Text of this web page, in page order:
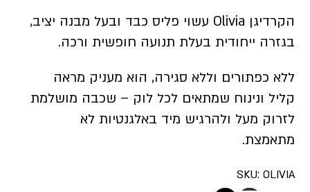
הקרדיגן Olivia עשוי פליס כבד ובעל מבנה יציב,
בגזרה ייחודית בעלת תנועה חופשית ורכה.
ללא כפתורים וללא סגירה, הוא מעניק מראה
קליל ונינוח שמתאים לכל לוק – שכבה מושלמת
לזרוק מעל ולהרגיש מיד באלגנטיות לא
מתאמצת.
SKU: OLIVIA